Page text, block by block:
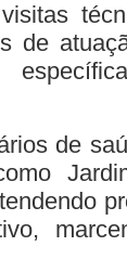
de
de